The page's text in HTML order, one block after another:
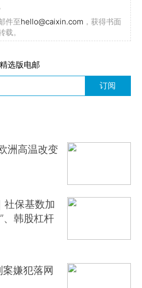
件至hello@caixin.com ，获得书面
。
选版电邮
订阅
洲高温改变
社保基数加
、韩股杠杆
案嫌犯落网